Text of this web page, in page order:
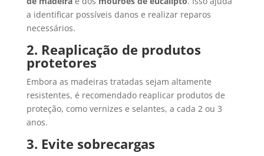
a identificar possíveis danos e realizar reparos
necessários.
2. Reaplicação de produtos
protetores
Embora as madeiras tratadas sejam altamente
resistentes, é recomendado reaplicar produtos de
proteção, como vernizes e selantes, a cada 2 ou 3
anos.
3. Evite sobrecargas